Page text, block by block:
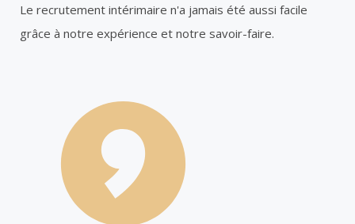
Le recrutement intérimaire n'a jamais été aussi facile
grâce à notre expérience et notre savoir-faire.